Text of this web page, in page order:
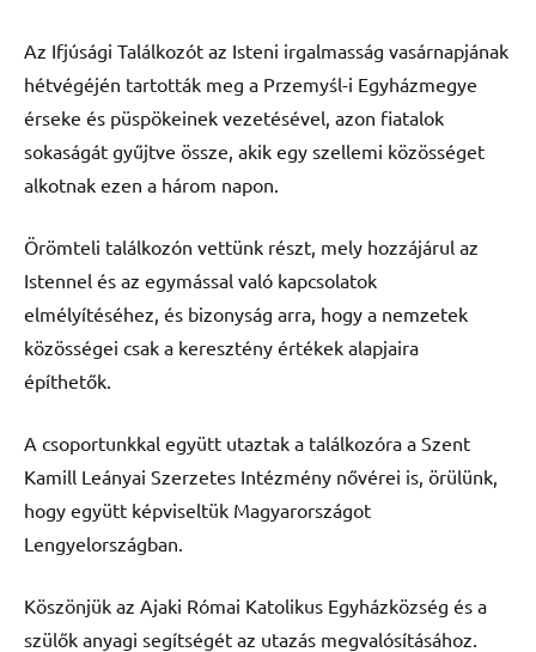
Az Ifjúsági Találkozót az Isteni irgalmasság vasárnapjának
hétvégéjén tartották meg a Przemyśl-i Egyházmegye
érseke és püspökeinek vezetésével, azon fiatalok
sokaságát gyűjtve össze, akik egy szellemi közösséget
alkotnak ezen a három napon.
Örömteli találkozón vettünk részt, mely hozzájárul az
Istennel és az egymással való kapcsolatok
elmélyítéséhez, és bizonyság arra, hogy a nemzetek
közösségei csak a keresztény értékek alapjaira
építhetők.
A csoportunkkal együtt utaztak a találkozóra a Szent
Kamill Leányai Szerzetes Intézmény nővérei is, örülünk,
hogy együtt képviseltük Magyarországot
Lengyelországban.
Köszönjük az Ajaki Római Katolikus Egyházközség és a
szülők anyagi segítségét az utazás megvalósításához.